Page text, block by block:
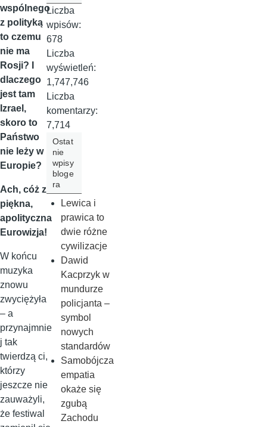
wspólnego
z polityką
to czemu
nie ma
Rosji? I
dlaczego
jest tam
Izrael,
skoro to
Państwo
nie leży w
Europie?
Ach, cóż za
piękna,
apolityczna
Eurowizja!
W końcu
muzyka
znowu
zwyciężyła
– a
przynajmnie
j tak
twierdzą ci,
którzy
jeszcze nie
zauważyli,
że festiwal
Liczba
wpisów:
678
Liczba
wyświetleń:
1,747,746
Liczba
komentarzy:
7,714
Ostat
nie
wpisy
bloge
ra
Lewica i
prawica to
dwie różne
cywilizacje
Dawid
Kacprzyk w
mundurze
policjanta –
symbol
nowych
standardów
Samobójcza
empatia
okaże się
zgubą
Zachodu